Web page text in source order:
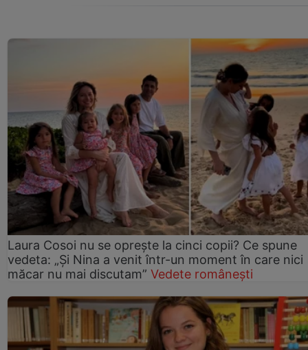
Laura Cosoi nu se oprește la cinci copii? Ce spune
vedeta: „Și Nina a venit într-un moment în care nici
măcar nu mai discutam” Vedete românești